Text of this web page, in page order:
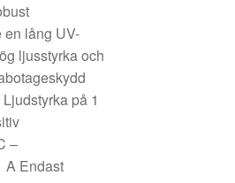
en lång UV-
ljusstyrka och
på 1
–
A Endast